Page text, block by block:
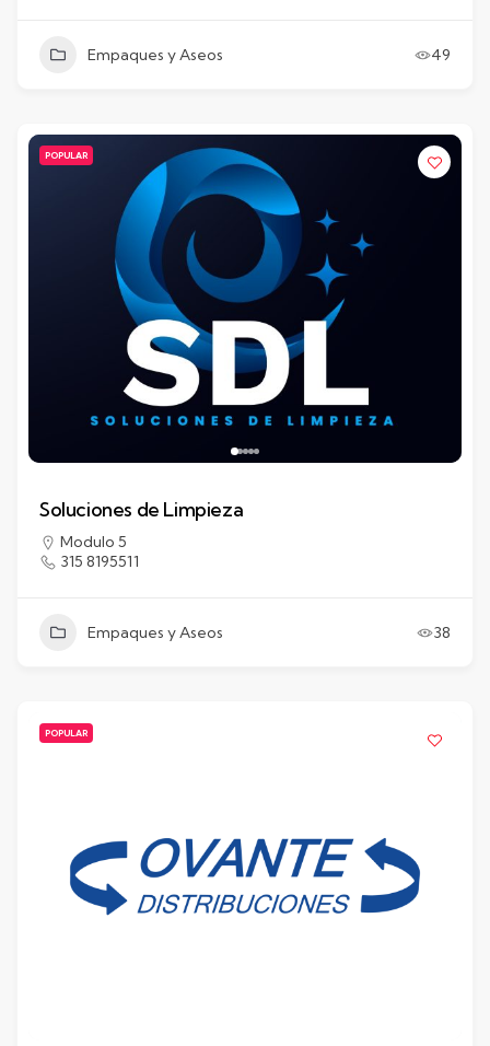
Empaques y Aseos 49
POPULAR
Soluciones de Limpieza
Modulo 5
315 8195511
Empaques y Aseos 38
POPULAR